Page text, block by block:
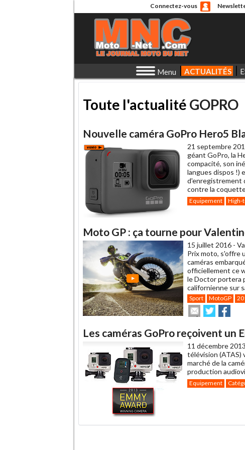
Connectez-vous
Menu ACTUALITÉS
Toute l'actualité GOPRO
Nouvelle caméra GoPro Hero5
21 septembre
géant GoPro, la
compacité, son
langues dispos !)
d'enregistrement
contre la
Equipement High-
Moto GP : ça tourne pour
15 juillet 2016 -
Prix moto, s'offre
caméras
officiellement ce
le Doctor portera
californienne sur
Sport MotoGP
Envoyer
cet
à
un
ami
Partager
sur
sur
Les caméras GoPro reçoivent un
11 décembre
télévision (ATAS)
marché de la
production
Equipement